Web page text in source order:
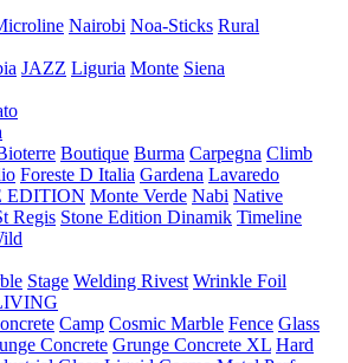
Nairobi Noa-Sticks Rural
JAZZ Liguria Monte Siena
Boutique Burma Carpegna Climb
Foreste D Italia Gardena Lavaredo
EDITION Monte Verde Nabi Native
Regis Stone Edition Dinamik Timeline
Stage Welding Rivest Wrinkle Foil
Camp Cosmic Marble Fence Glass
Concrete Grunge Concrete XL Hard